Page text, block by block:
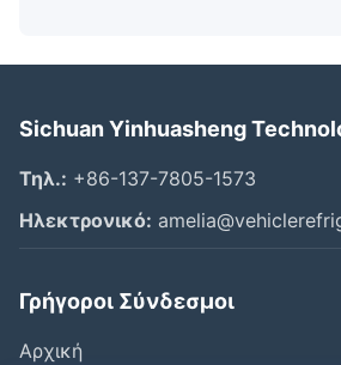
Sichuan Yinhuasheng
Τηλ.: +86-137-7805-1573
Ηλεκτρονικό:
Γρήγοροι Σύνδεσμοι
Αρχική